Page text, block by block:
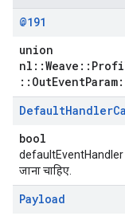
@191
union
DefaultHandler
bool
defaultEventHandler
जाना चाहिए.
Payload